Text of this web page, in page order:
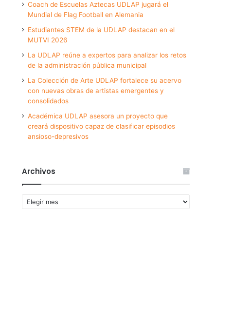
Coach de Escuelas Aztecas UDLAP jugará el
Mundial de Flag Football en Alemania
Estudiantes STEM de la UDLAP destacan en el
MUTVI 2026
La UDLAP reúne a expertos para analizar los retos
de la administración pública municipal
La Colección de Arte UDLAP fortalece su acervo
con nuevas obras de artistas emergentes y
consolidados
Académica UDLAP asesora un proyecto que
creará dispositivo capaz de clasificar episodios
ansioso-depresivos
Archivos
Archivos